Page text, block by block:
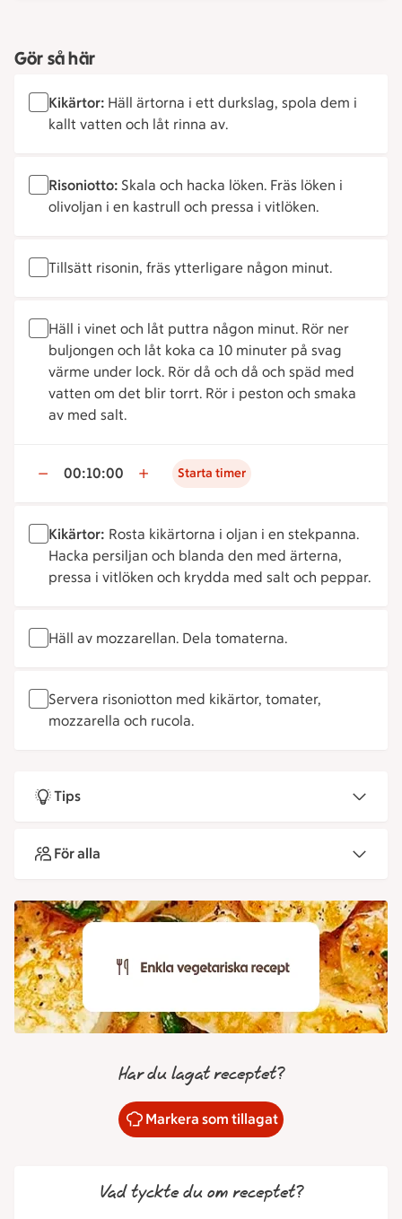
Gör så här
Kikärtor: Häll ärtorna i ett durkslag, spola dem i
kallt vatten och låt rinna av.
Risoniotto: Skala och hacka löken. Fräs löken i
olivoljan i en kastrull och pressa i vitlöken.
Tillsätt risonin, fräs ytterligare någon minut.
Häll i vinet och låt puttra någon minut. Rör ner
buljongen och låt koka ca 10 minuter på svag
värme under lock. Rör då och då och späd med
vatten om det blir torrt. Rör i peston och smaka
av med salt.
00:10:00 Starta timer
Kikärtor: Rosta kikärtorna i oljan i en stekpanna.
Hacka persiljan och blanda den med ärterna,
pressa i vitlöken och krydda med salt och peppar.
Häll av mozzarellan. Dela tomaterna.
Servera risoniotton med kikärtor, tomater,
mozzarella och rucola.
Tips
För alla
Har du lagat receptet?
Markera som tillagat
Vad tyckte du om receptet?